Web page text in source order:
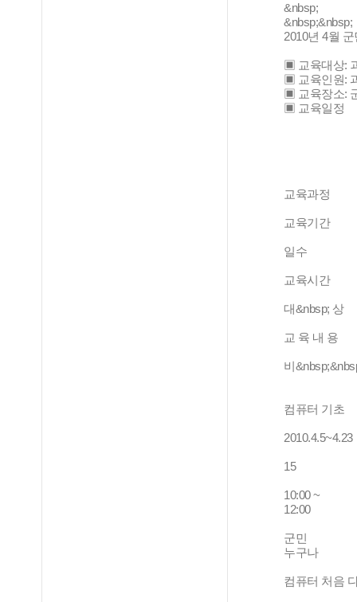
&nbsp;
&nbsp;&nbsp;
2010년 4월
▣ 교육대상:
▣ 교육인원:
▣ 교육장소:
▣ 교육일정
교육과정
교육기간
일수
교육시간
대&nbsp; 상
교 육 내 용
비
컴퓨터 기초
2010.4.5~4.23
15
10:00 ~
12:00
군민
누구나
컴퓨터 처음